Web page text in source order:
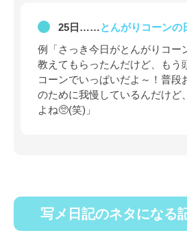
25日……とんがりコーンの
例「さっき今日がとんがりコー
教えてもらったんだけど、もう
コーンでいっぱいだよ～！普段
のために我慢しているんだけど
よね🥺(笑)」
写メ日記のネタになる